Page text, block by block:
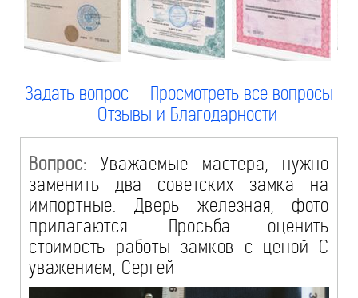
Задать вопрос
Просмотреть все вопросы
Отзывы и Благодарности
Вопрос: Уважаемые мастера, нужно
заменить два советских замка на
импортные. Дверь железная, фото
прилагаются. Просьба оценить
стоимость работы замков с ценой С
уважением, Сергей